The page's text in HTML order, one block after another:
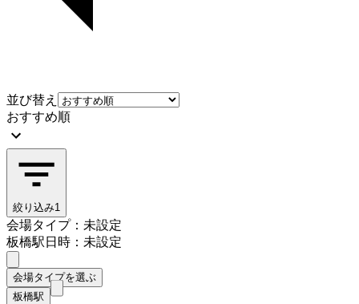
並び替え
おすすめ順
絞り込み1
会場タイプ：未設定
板橋駅日時：未設定
会場タイプを選ぶ
板橋駅